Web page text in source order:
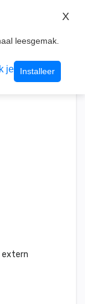
extern
leesgemak.
je Installeer
X